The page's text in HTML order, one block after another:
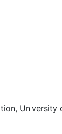
University